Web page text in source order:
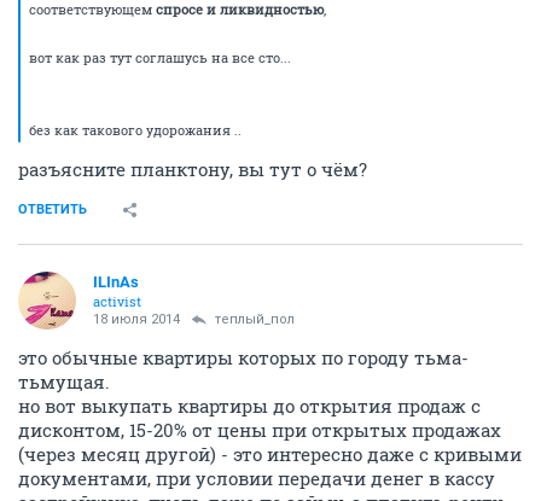
соответствующем спросе и ликвидностью,
вот как раз тут соглашусь на все сто...
без как такового удорожания ..
разъясните планктону, вы тут о чём?
ОТВЕТИТЬ
ILInAs
activist
18 июля 2014 теплый_пол
это обычные квартиры которых по городу тьма-
тьмущая.
но вот выкупать квартиры до открытия продаж с
дисконтом, 15-20% от цены при открытых продажах
(через месяц другой) - это интересно даже с кривыми
документами, при условии передачи денег в кассу